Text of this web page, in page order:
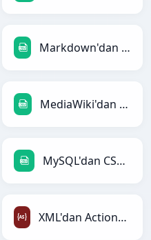
Markdown'dan CSV'ye
MediaWiki'dan CSV'ye
MySQL'dan CSV'ye
XML'dan ActionScript'ye